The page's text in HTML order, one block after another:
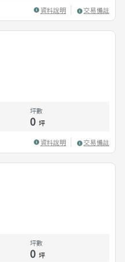
資料說明 交易備註
坪數
0 坪
資料說明 交易備註
坪數
0 坪